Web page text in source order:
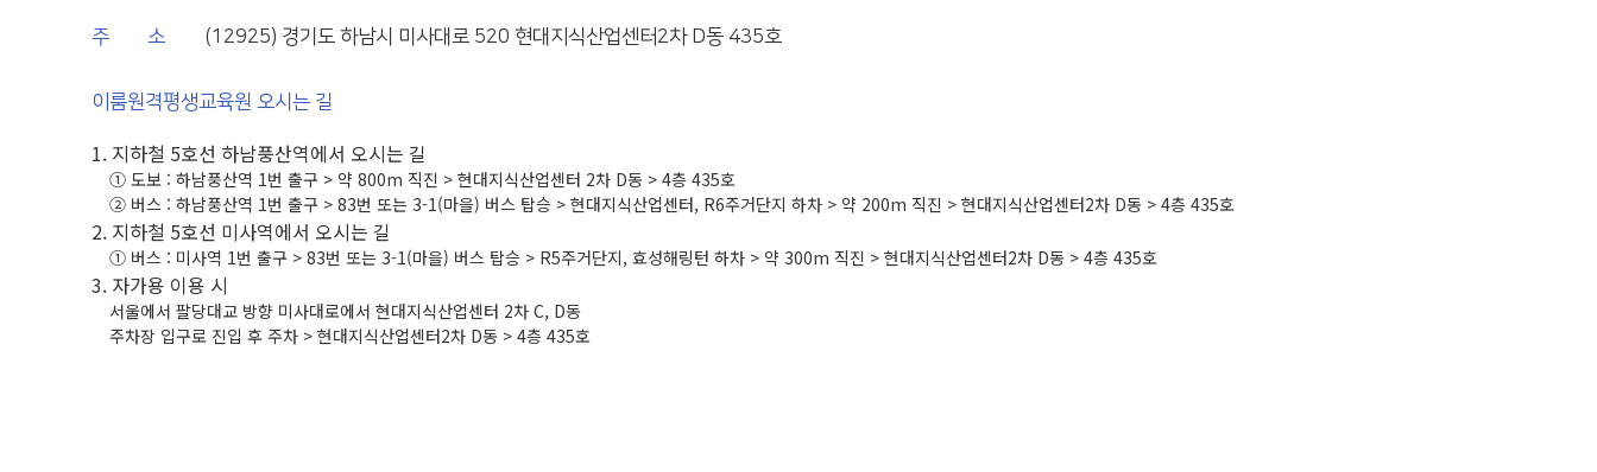
주 소 (12925) 경기도 하남시 미사대로 520 현대지식산업센터2차 D동 435호
이룸원격평생교육원 오시는 길
1. 지하철 5호선 하남풍산역에서 오시는 길
① 도보 : 하남풍산역 1번 출구 > 약 800m 직진 > 현대지식산업센터 2차 D동 > 4층 435호
② 버스 : 하남풍산역 1번 출구 > 83번 또는 3-1(마을) 버스 탑승 > 현대지식산업센터, R6주거단지 하차 > 약 200m 직진 > 현대지식산업센터2차 D동 > 4층 435호
2. 지하철 5호선 미사역에서 오시는 길
① 버스 : 미사역 1번 출구 > 83번 또는 3-1(마을) 버스 탑승 > R5주거단지, 효성해링턴 하차 > 약 300m 직진 > 현대지식산업센터2차 D동 > 4층 435호
3. 자가용 이용 시
서울에서 팔당대교 방향 미사대로에서 현대지식산업센터 2차 C, D동
주차장 입구로 진입 후 주차 > 현대지식산업센터2차 D동 > 4층 435호